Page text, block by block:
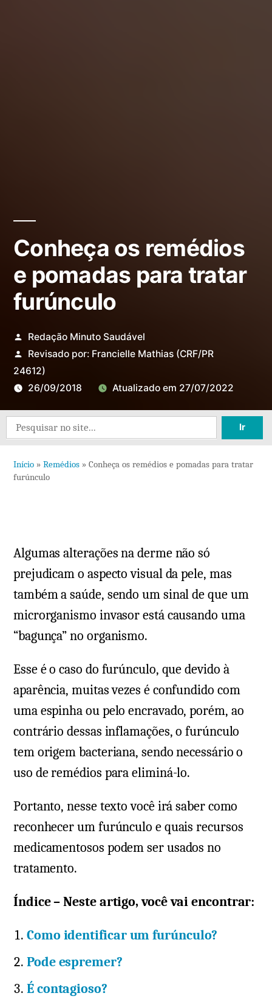
Conheça os remédios
e pomadas para tratar
furúnculo
Redação Minuto Saudável
Revisado por: Francielle Mathias(CRF/PR
24612)
26/09/2018
Atualizado em 27/07/2022
3
Search
for:
Início » Remédios » Conheça os remédios e pomadas para tratar
furúnculo
Algumas alterações na derme não só
prejudicam o aspecto visual da pele, mas
também a saúde, sendo um sinal de que um
microrganismo invasor está causando uma
“bagunça” no organismo.
Esse é o caso do furúnculo, que devido à
aparência, muitas vezes é confundido com
uma espinha ou pelo encravado, porém, ao
contrário dessas inflamações, o furúnculo
tem origem bacteriana, sendo necessário o
uso de remédios para eliminá-lo.
Portanto, nesse texto você irá saber como
reconhecer um furúnculo e quais recursos
medicamentosos podem ser usados no
tratamento.
Índice – Neste artigo, você vai encontrar:
Como identificar um furúnculo?
Pode espremer?
É contagioso?